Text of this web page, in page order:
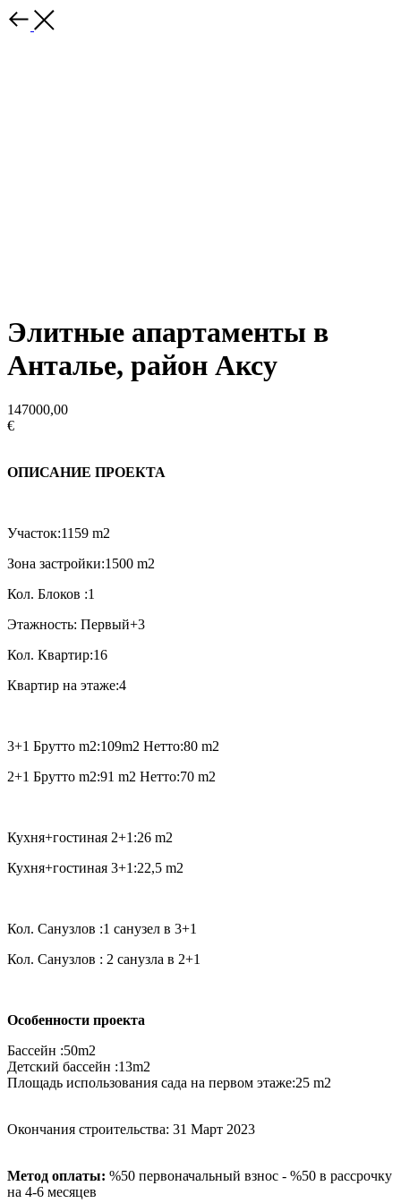
Элитные апартаменты в
Анталье, район Аксу
147000,00
€
ОПИСАНИЕ ПРОЕКТА
Участок:1159 m2
Зона застройки:1500 m2
Кол. Блоков :1
Этажность: Первый+3
Кол. Квартир:16
Квартир на этаже:4
3+1 Брутто m2:109m2 Нетто:80 m2
2+1 Брутто m2:91 m2 Нетто:70 m2
Кухня+гостиная 2+1:26 m2
Кухня+гостиная 3+1:22,5 m2
Кол. Санузлов :1 санузел в 3+1
Кол. Санузлов : 2 санузла в 2+1
Особенности проекта
Бассейн :50m2
Детский бассейн :13m2
Площадь использования сада на первом этаже:25 m2
Окончания строительства: 31 Март 2023
Метод оплаты: %50 первоначальный взнос - %50 в рассрочку
на 4-6 месяцев